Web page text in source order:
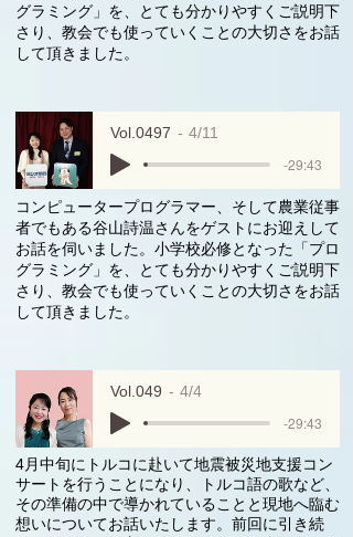
グラミング」を、とても分かりやすくご説明下
さり、教会でも使っていくことの大切さをお話
して頂きました。
Vol.0497 4/11
-29:43
コンピュータープログラマー、そして農業従事
者でもある谷山詩温さんをゲストにお迎えして
お話を伺いました。小学校必修となった「プロ
グラミング」を、とても分かりやすくご説明下
さり、教会でも使っていくことの大切さをお話
して頂きました。
Vol.049 4/4
-29:43
4月中旬にトルコに赴いて地震被災地支援コン
サートを行うことになり、トルコ語の歌など、
その準備の中で導かれていることと現地へ臨む
想いについてお話いたします。前回に引き続